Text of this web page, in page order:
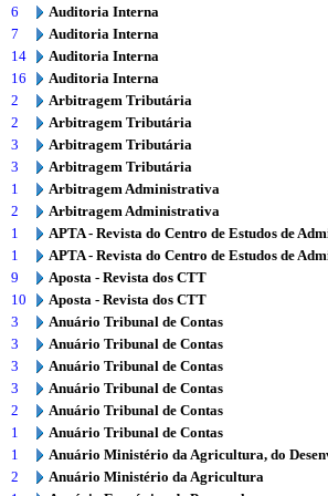
6
Auditoria Interna
7
Auditoria Interna
14
Auditoria Interna
16
Auditoria Interna
2
Arbitragem Tributária
2
Arbitragem Tributária
3
Arbitragem Tributária
3
Arbitragem Tributária
1
Arbitragem Administrativa
2
Arbitragem Administrativa
1
APTA - Revista do Centro de Estudos de
1
APTA - Revista do Centro de Estudos de
9
Aposta - Revista dos CTT
10
Aposta - Revista dos CTT
3
Anuário Tribunal de Contas
3
Anuário Tribunal de Contas
3
Anuário Tribunal de Contas
3
Anuário Tribunal de Contas
2
Anuário Tribunal de Contas
1
Anuário Tribunal de Contas
1
Anuário Ministério da Agricultura, do
2
Anuário Ministério da Agricultura